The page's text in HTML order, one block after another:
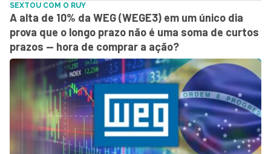
SEXTOU COM O RUY
A alta de 10% da WEG (WEGE3) em um único dia
prova que o longo prazo não é uma soma de curtos
prazos — hora de comprar a ação?